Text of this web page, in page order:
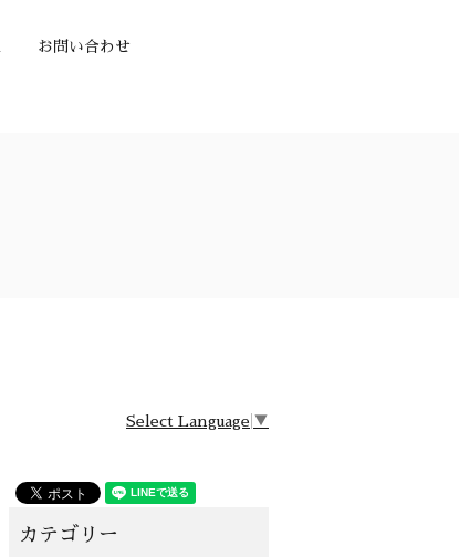
お問い合わせ
Select Language ▼